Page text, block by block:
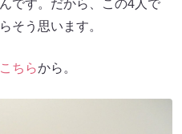
です。だから、この4人で
そう思います。
こちらから。